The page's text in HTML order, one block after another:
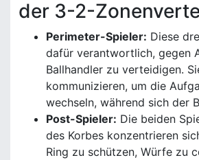
der 3-2-
Perimeter-Spieler: Diese
dafür verantwortlich, gegen
Ballhandler zu verteidigen.
kommunizieren, um die
wechseln, während sich der
Post-Spieler: Die beiden
des Korbes konzentrieren
Ring zu schützen, Würfe zu